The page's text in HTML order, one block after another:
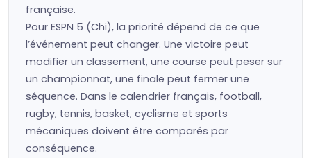
française.
Pour ESPN 5 (Chi), la priorité dépend de ce que
l’événement peut changer. Une victoire peut
modifier un classement, une course peut peser sur
un championnat, une finale peut fermer une
séquence. Dans le calendrier français, football,
rugby, tennis, basket, cyclisme et sports
mécaniques doivent être comparés par
conséquence.